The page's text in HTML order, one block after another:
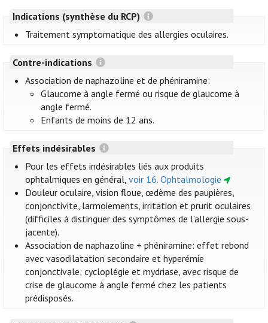
Indications (synthèse du RCP)
Traitement symptomatique des allergies oculaires.
Contre-indications
Association de naphazoline et de phéniramine:
Glaucome à angle fermé ou risque de glaucome à
angle fermé.
Enfants de moins de 12 ans.
Effets indésirables
Pour les effets indésirables liés aux produits
ophtalmiques en général,voir 16. Ophtalmologie
Douleur oculaire, vision floue, œdème des paupières,
conjonctivite, larmoiements, irritation et prurit oculaires
(difficiles à distinguer des symptômes de l’allergie sous-
jacente).
Association de naphazoline + phéniramine: effet rebond
avec vasodilatation secondaire et hyperémie
conjonctivale; cycloplégie et mydriase, avec risque de
crise de glaucome à angle fermé chez les patients
prédisposés.